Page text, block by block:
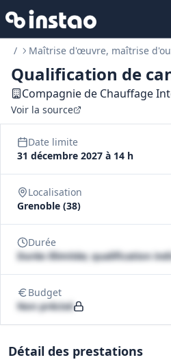
/ Maîtrise d'œuvre, maîtrise
Qualification de
Compagnie de Chauffage
Voir la source
Date limite
31 décembre 2027 à 14 h
Localisation
Grenoble (38)
Durée
Durée illimitée; qualification
Budget
Non précisé
Détail des prestations